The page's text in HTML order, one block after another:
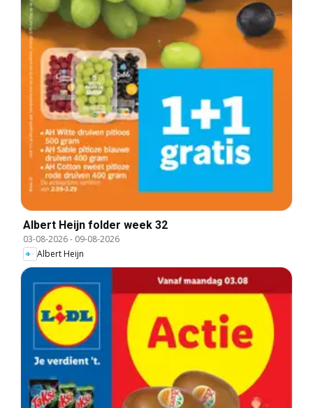
Albert Heijn folder week 32
03-08-2026- 09-08-2026
Albert Heijn